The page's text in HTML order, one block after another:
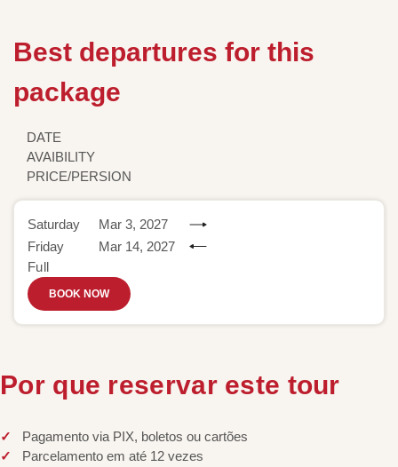
Best departures for this
package
DATE
AVAIBILITY
PRICE/PERSION
Saturday
Mar 3, 2027
Friday
Mar 14, 2027
Full
BOOK NOW
Por que reservar este tour
Pagamento via PIX, boletos ou cartões
Parcelamento em até 12 vezes